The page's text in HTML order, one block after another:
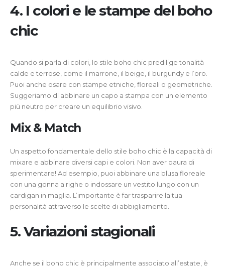
4. I colori e le stampe del boho
chic
Quando si parla di colori, lo stile boho chic predilige tonalità
calde e terrose, come il marrone, il beige, il burgundy e l’oro.
Puoi anche osare con stampe etniche, floreali o geometriche.
Suggeriamo di abbinare un capo a stampa con un elemento
più neutro per creare un equilibrio visivo.
Mix & Match
Un aspetto fondamentale dello stile boho chic è la capacità di
mixare e abbinare diversi capi e colori. Non aver paura di
sperimentare! Ad esempio, puoi abbinare una blusa floreale
con una gonna a righe o indossare un vestito lungo con un
cardigan in maglia. L’importante è far trasparire la tua
personalità attraverso le scelte di abbigliamento.
5. Variazioni stagionali
Anche se il boho chic è principalmente associato all’estate, è